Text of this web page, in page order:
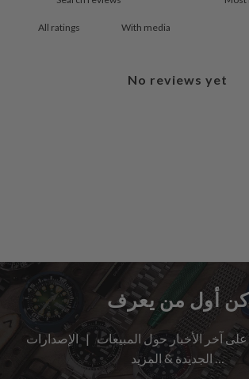
With media
No reviews yet
كن أول من يعرف
آخر الأخبار حول المبيعات | الإصدارات
الجديدة & المزيد …